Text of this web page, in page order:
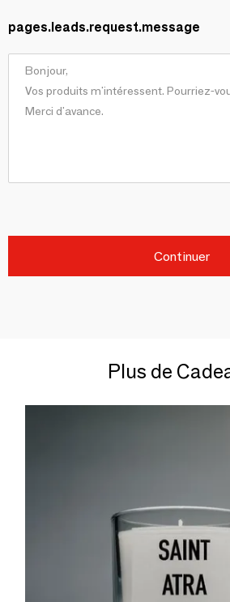
pages.leads.request.message
Continuer
Plus de